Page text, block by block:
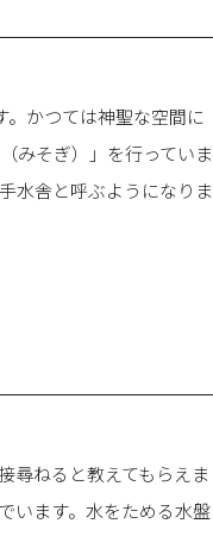
。かつては神聖な空間に
みそぎ）」を行っていま
水舎と呼ぶようになりま
尋ねると教えてもらえま
います。水をためる水盤